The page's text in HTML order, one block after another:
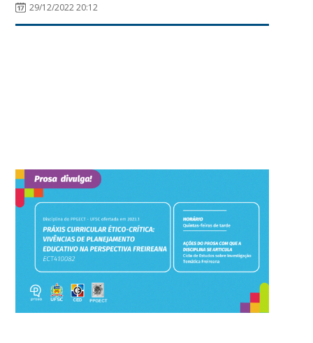
29/12/2022 20:12